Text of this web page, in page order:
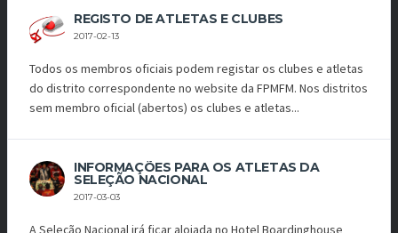
REGISTO DE ATLETAS E CLUBES
2017-02-13
Todos os membros oficiais podem registar os clubes e atletas
do distrito correspondente no website da FPMFM. Nos distritos
sem membro oficial (abertos) os clubes e atletas...
INFORMAÇÕES PARA OS ATLETAS DA
SELEÇÃO NACIONAL
2017-03-03
A Seleção Nacional irá ficar alojada no Hotel Boardinghouse